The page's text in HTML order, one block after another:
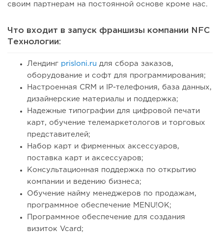
своим партнерам на постоянной основе кроме нас.
Что входит в запуск франшизы компании NFC
Технологии:
Лендинг prisloni.ru для сбора заказов,
оборудование и софт для программирования;
Настроенная CRM и IP-телефония, база данных,
дизайнерские материалы и поддержка;
Надежные типографии для цифровой печати
карт, обучение телемаркетологов и торговых
представителей;
Набор карт и фирменных аксессуаров,
поставка карт и аксессуаров;
Консультационная поддержка по открытию
компании и ведению бизнеса;
Обучение найму менеджеров по продажам,
программное обеспечение MENU!OK;
Программное обеспечение для создания
визиток Vcard;